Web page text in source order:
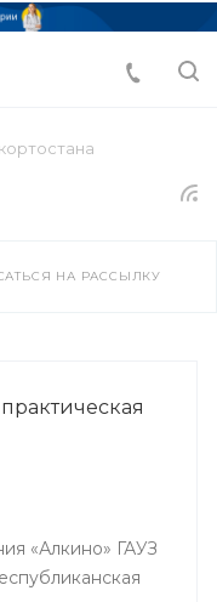
НА РАССЫЛКУ
«Алкино» ГАУЗ